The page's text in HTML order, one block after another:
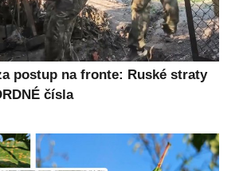
postup na fronte: Ruské straty
čísla